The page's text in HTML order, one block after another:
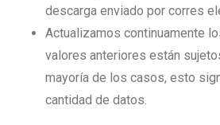
descarga enviado por corres
Actualizamos continuamente
valores anteriores están
mayoría de los casos, esto
cantidad de datos.